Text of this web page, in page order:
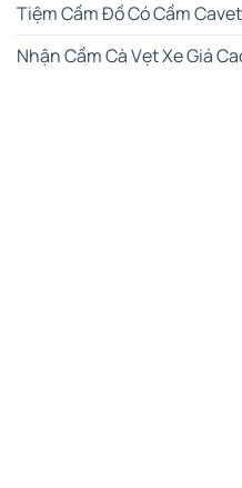
Tiệm Cầm Đồ Có Cầm
Nhận Cầm Cà Vẹt Xe Giá